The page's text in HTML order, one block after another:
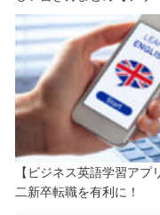
【ビジネス英語学習ア
二新卒転職を有利に！